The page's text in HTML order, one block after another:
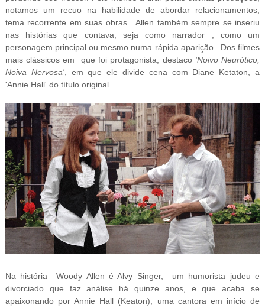
notamos um recuo na habilidade de abordar relacionamentos,
tema recorrente em suas obras. Allen também sempre se inseriu
nas histórias que contava, seja como narrador , como um
personagem principal ou mesmo numa rápida aparição. Dos filmes
mais clássicos em que foi protagonista, destaco 'Noivo Neurótico,
Noiva Nervosa', em que ele divide cena com Diane Ketaton, a
'Annie Hall' do título original.
Na história Woody Allen é Alvy Singer, um humorista judeu e
divorciado que faz análise há quinze anos, e que acaba se
apaixonando por Annie Hall (Keaton), uma cantora em início de